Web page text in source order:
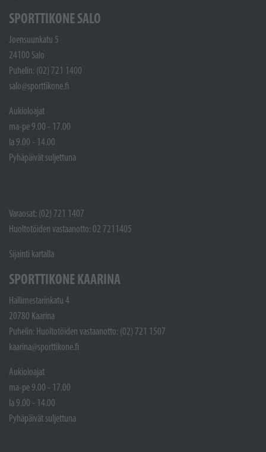
SPORTTIKONE SALO
Joensuunkatu 5
24100 Salo
Puhelin: (02) 721 1400
salo@sporttikone.fi
Aukioloajat
ma-pe 9.00 - 17.00
la 9.00 - 14.00
Pyhäpäivät suljettuna
Varaosat: (02) 721 1407
Huoltotöiden vastaanotto: 02 7211405
Sijainti kartalla
SPORTTIKONE KAARINA
Hallimestarinkatu 4
20780 Kaarina
Puhelin: Huoltotöiden vastaanotto: (02) 721 1507
kaarina@sporttikone.fi
Aukioloajat
ma-pe 9.00 - 17.00
la 9.00 - 14.00
Pyhäpäivät suljettuna